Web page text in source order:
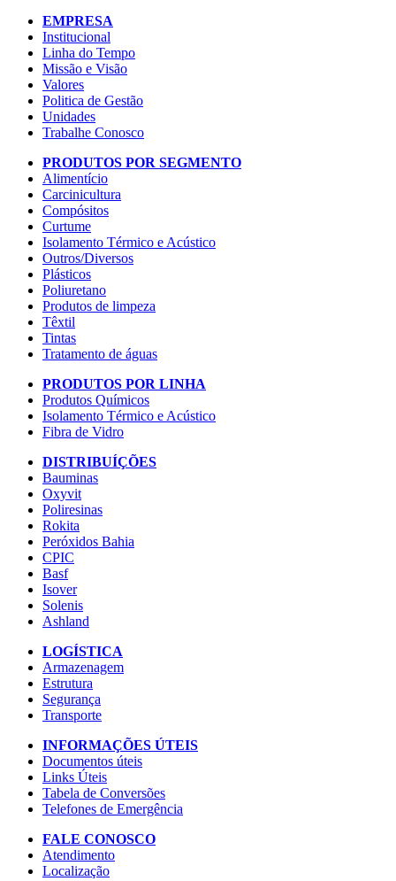
EMPRESA
Institucional
Linha do Tempo
Missão e Visão
Valores
Politica de Gestão
Unidades
Trabalhe Conosco
PRODUTOS POR SEGMENTO
Alimentício
Carcinicultura
Compósitos
Curtume
Isolamento Térmico e Acústico
Outros/Diversos
Plásticos
Poliuretano
Produtos de limpeza
Têxtil
Tintas
Tratamento de águas
PRODUTOS POR LINHA
Produtos Químicos
Isolamento Térmico e Acústico
Fibra de Vidro
DISTRIBUÍÇÕES
Bauminas
Oxyvit
Poliresinas
Rokita
Peróxidos Bahia
CPIC
Basf
Isover
Solenis
Ashland
LOGÍSTICA
Armazenagem
Estrutura
Segurança
Transporte
INFORMAÇÕES ÚTEIS
Documentos úteis
Links Úteis
Tabela de Conversões
Telefones de Emergência
FALE CONOSCO
Atendimento
Localização